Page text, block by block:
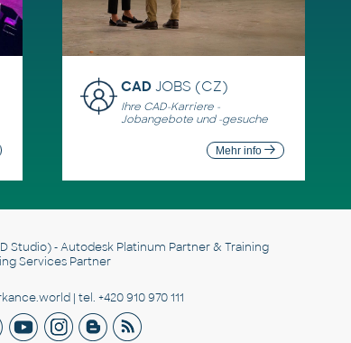
CADJOBS (CZ)
Ihre CAD-Karriere -
Jobangebote und -gesuche
Mehr info
Studio) - Autodesk Platinum Partner & Training
Services Partner
| tel. +420 910 970 111